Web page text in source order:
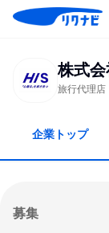
株式
旅行代理店
企業トップ
募集